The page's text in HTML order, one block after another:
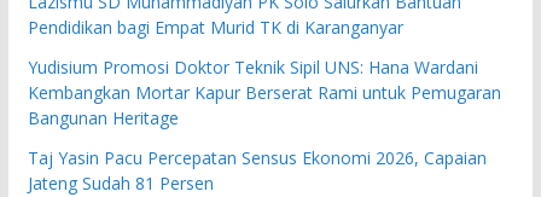
Pendidikan bagi Empat Murid TK di Karanganyar
Yudisium Promosi Doktor Teknik Sipil UNS: Hana Wardani
Kembangkan Mortar Kapur Berserat Rami untuk Pemugaran
Bangunan Heritage
Taj Yasin Pacu Percepatan Sensus Ekonomi 2026, Capaian
Jateng Sudah 81 Persen